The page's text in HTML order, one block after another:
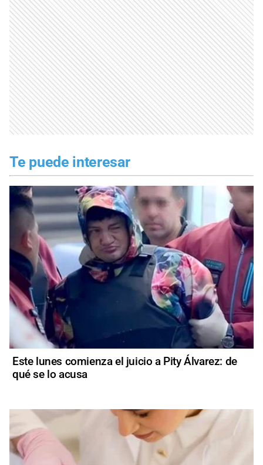
Te puede interesar
Este lunes comienza el juicio a Pity Álvarez: de
qué se lo acusa